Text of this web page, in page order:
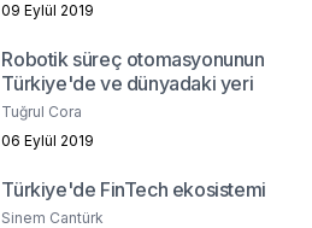
09 Eylül 2019
Robotik süreç otomasyonunun
Türkiye'de ve dünyadaki yeri
Tuğrul Cora
06 Eylül 2019
Türkiye'de FinTech ekosistemi
Sinem Cantürk